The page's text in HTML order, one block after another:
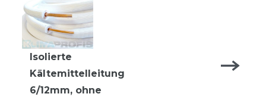
Isolierte
Kältemittelleitung
6/12mm, ohne